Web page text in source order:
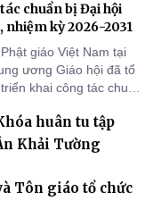
chuẩn bị Đại hội
nhiệm kỳ 2026-2031
giáo Việt Nam tại
ương Giáo hội đã tổ
khai công tác chuẩn
huân tu tập
Khải Tường
Tôn giáo tổ chức